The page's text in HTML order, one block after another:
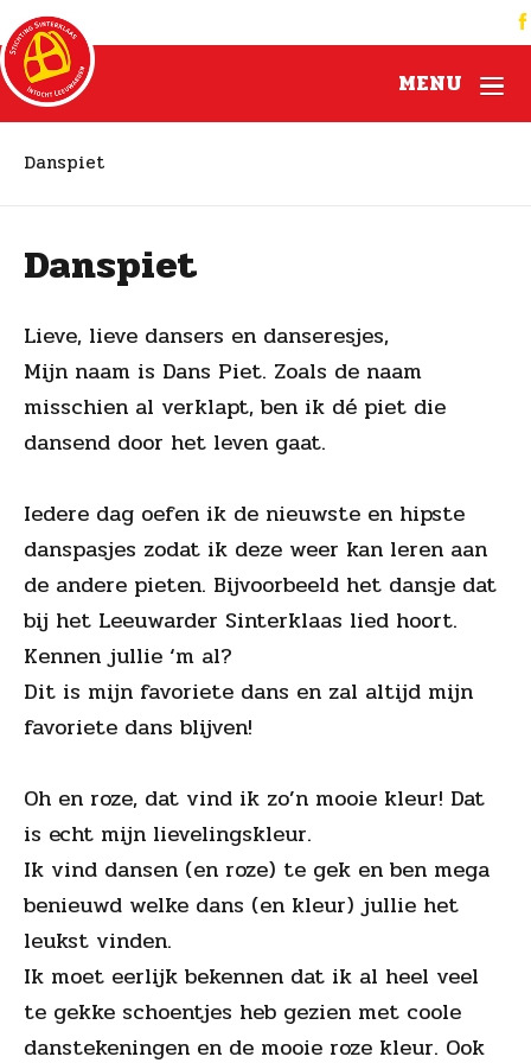
MENU
Danspiet
Danspiet
Lieve, lieve dansers en danseresjes,
Mijn naam is Dans Piet. Zoals de naam
misschien al verklapt, ben ik dé piet die
dansend door het leven gaat.
Iedere dag oefen ik de nieuwste en hipste
danspasjes zodat ik deze weer kan leren aan
de andere pieten. Bijvoorbeeld het dansje dat
bij het Leeuwarder Sinterklaas lied hoort.
Kennen jullie ‘m al?
Dit is mijn favoriete dans en zal altijd mijn
favoriete dans blijven!
Oh en roze, dat vind ik zo’n mooie kleur! Dat
is echt mijn lievelingskleur.
Ik vind dansen (en roze) te gek en ben mega
benieuwd welke dans (en kleur) jullie het
leukst vinden.
Ik moet eerlijk bekennen dat ik al heel veel
te gekke schoentjes heb gezien met coole
danstekeningen en de mooie roze kleur. Ook